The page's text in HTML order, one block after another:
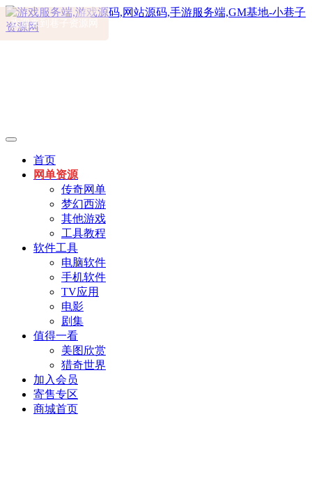
首页
网单资源
传奇网单
梦幻西游
其他游戏
工具教程
软件工具
电脑软件
手机软件
TV应用
电影
剧集
值得一看
美图欣赏
猎奇世界
加入会员
寄售专区
商城首页